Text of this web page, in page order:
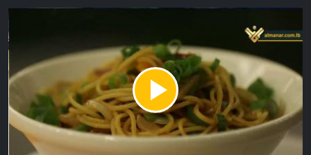
Play
Video